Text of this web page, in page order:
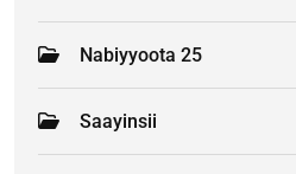
Nabiyyoota 25
Saayinsii